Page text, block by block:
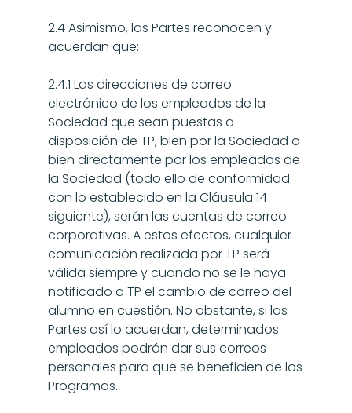
2.4 Asimismo, las Partes reconocen y
acuerdan que:
2.4.1 Las direcciones de correo
electrónico de los empleados de la
Sociedad que sean puestas a
disposición de TP, bien por la Sociedad o
bien directamente por los empleados de
la Sociedad (todo ello de conformidad
con lo establecido en la Cláusula 14
siguiente), serán las cuentas de correo
corporativas. A estos efectos, cualquier
comunicación realizada por TP será
válida siempre y cuando no se le haya
notificado a TP el cambio de correo del
alumno en cuestión. No obstante, si las
Partes así lo acuerdan, determinados
empleados podrán dar sus correos
personales para que se beneficien de los
Programas.